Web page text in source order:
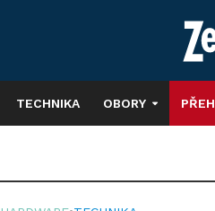
TECHNIKA OBORY